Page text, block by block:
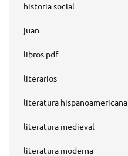
historia social
juan
libros pdf
literarios
literatura hispanoamericana
literatura medieval
literatura moderna